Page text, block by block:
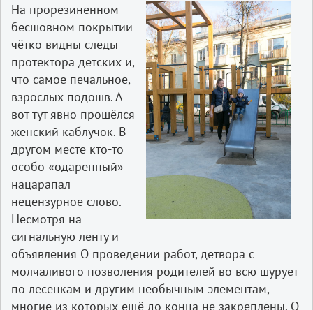
На прорезиненном
бесшовном покрытии
чётко видны следы
протектора детских и,
что самое печальное,
взрослых подошв. А
вот тут явно прошёлся
женский каблучок. В
другом месте кто-то
особо «одарённый»
нацарапал
нецензурное слово.
Несмотря на
сигнальную ленту и
объявления О проведении работ, детвора с
молчаливого позволения родителей во всю шурует
по лесенкам и другим необычным элементам,
многие из которых ещё до конца не закреплены. О